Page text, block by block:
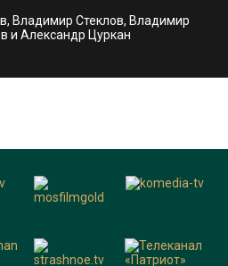
Владимир Стеклов, Владимир
и Александр Цуркан